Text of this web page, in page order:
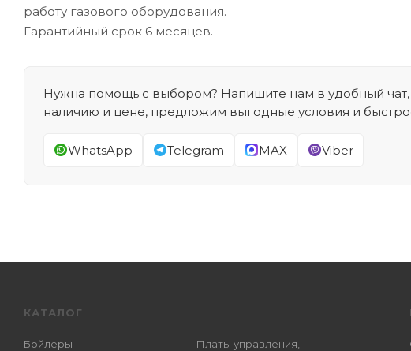
работу газового оборудования.
Гарантийный срок 6 месяцев.
Нужна помощь с выбором? Напишите нам в удобный
наличию и цене, предложим выгодные условия и
WhatsApp Telegram MAX Viber
КАТАЛОГ
Бойлеры
Платы управления,